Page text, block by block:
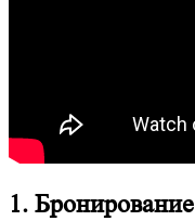
1. Бронирование